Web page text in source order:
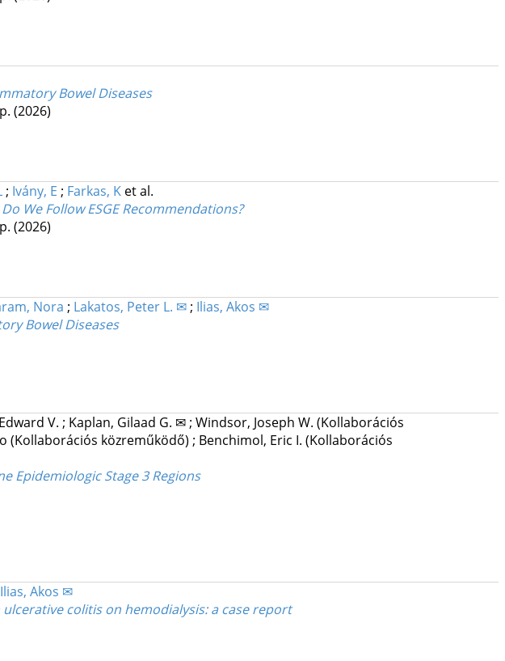
Bowel Diseases
(2026)
; Ivány, E ; Farkas, K et al.
We Follow ESGE Recommendations?
(2026)
Nora ; Lakatos, Peter L. ✉; Ilias, Akos ✉
Bowel Diseases
V. ; Kaplan, Gilaad G. ✉; Windsor, Joseph W. (Kollaborációs
(Kollaborációs közreműködő) ; Benchimol, Eric I. (Kollaborációs
Epidemiologic Stage 3 Regions
Ilias, Akos ✉
colitis on hemodialysis: a case report